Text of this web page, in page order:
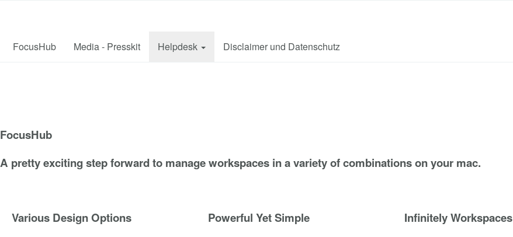
FocusHub Media - Presskit Helpdesk Disclaimer und Datenschutz
FocusHub
A pretty exciting step forward to manage workspaces in a variety of combinations on your mac.
Various Design Options Powerful Yet Simple Infinitely Workspaces